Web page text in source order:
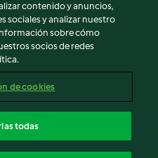
contenido y anuncios,
sociales y analizar nuestro
sobre cómo
socios de redes
de cookies
todas